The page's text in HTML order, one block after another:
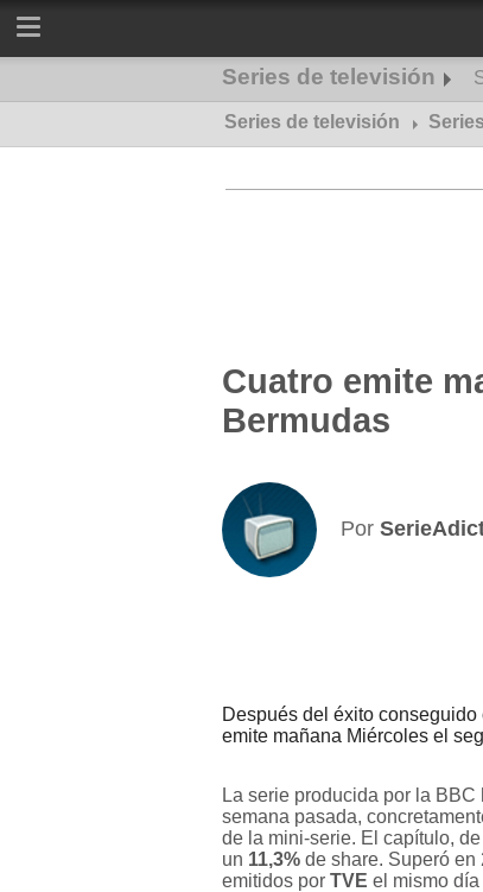
Series de televisión
Series de misterio
Series de televisión
Cuatro emite
Bermudas
Por
Después del éxito
emite mañana Miércoles el
La serie producida por la
semana pasada,
de la mini-serie. El capítulo,
un 11,3% de share. Superó
emitidos por TVE el mismo